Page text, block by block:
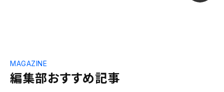
編集部おすすめ記事
MAGAZINE